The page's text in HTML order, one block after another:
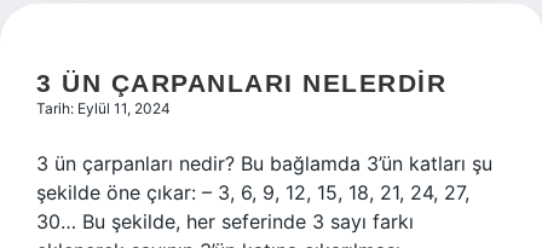
3 ÜN ÇARPANLARI NELERDIR
Tarih: Eylül 11, 2024
3 ün çarpanları nedir? Bu bağlamda 3’ün katları şu
şekilde öne çıkar: – 3, 6, 9, 12, 15, 18, 21, 24, 27,
30… Bu şekilde, her seferinde 3 sayı farkı